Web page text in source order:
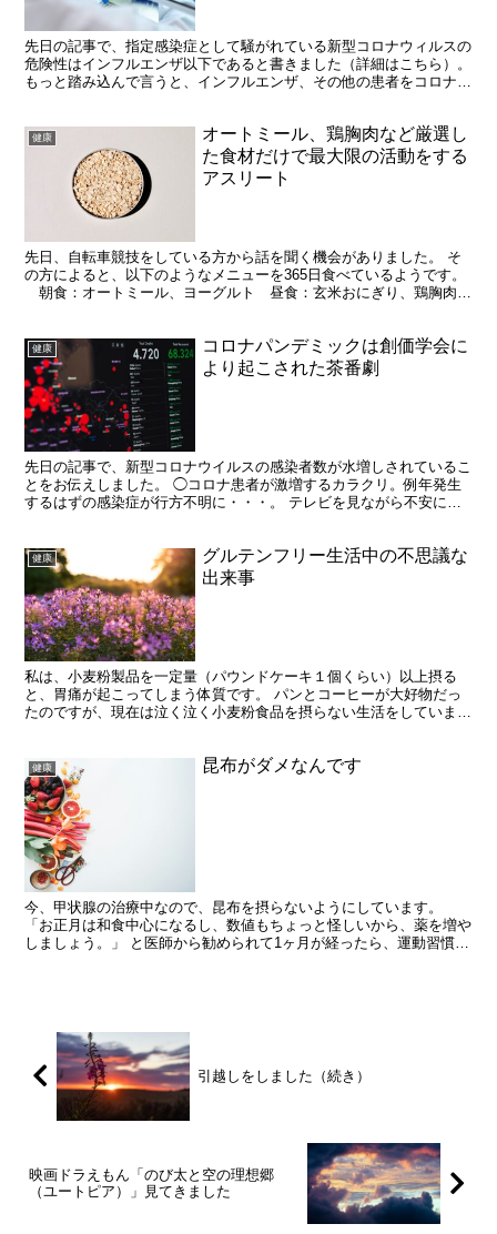
先日の記事で、指定感染症として騒がれている新型コロナウィルスの
危険性はインフルエンザ以下であると書きました（詳細はこちら）。
もっと踏み込んで言うと、インフルエンザ、その他の患者をコロナと
健康
オートミール、鶏胸肉など厳選し
た食材だけで最大限の活動をする
アスリート
先日、自転車競技をしている方から話を聞く機会がありました。 そ
の方によると、以下のようなメニューを365日食べているようです。
朝食：オートミール、ヨーグルト 昼食：玄米おにぎり、鶏胸肉、
健康
コロナパンデミックは創価学会に
より起こされた茶番劇
先日の記事で、新型コロナウイルスの感染者数が水増しされているこ
とをお伝えしました。 ◯コロナ患者が激増するカラクリ。例年発生
するはずの感染症が行方不明に・・・。 テレビを見ながら不安に陥
健康
グルテンフリー生活中の不思議な
出来事
私は、小麦粉製品を一定量（パウンドケーキ１個くらい）以上摂る
と、胃痛が起こってしまう体質です。 パンとコーヒーが大好物だっ
たのですが、現在は泣く泣く小麦粉食品を摂らない生活をしていま
健康 昆布がダメなんです
今、甲状腺の治療中なので、昆布を摂らないようにしています。
「お正月は和食中心になるし、数値もちょっと怪しいから、薬を増や
しましょう。」 と医師から勧められて1ヶ月が経ったら、運動習慣を
引越しをしました（続き）
映画ドラえもん「のび太と空の理想郷
（ユートピア）」見てきました